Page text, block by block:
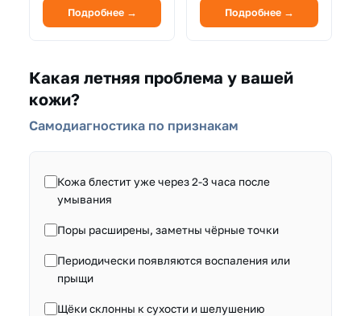
Подробнее → Подробнее →
Какая летняя проблема у вашей
кожи?
Самодиагностика по признакам
Кожа блестит уже через 2-3 часа после
умывания
Поры расширены, заметны чёрные точки
Периодически появляются воспаления или
прыщи
Щёки склонны к сухости и шелушению